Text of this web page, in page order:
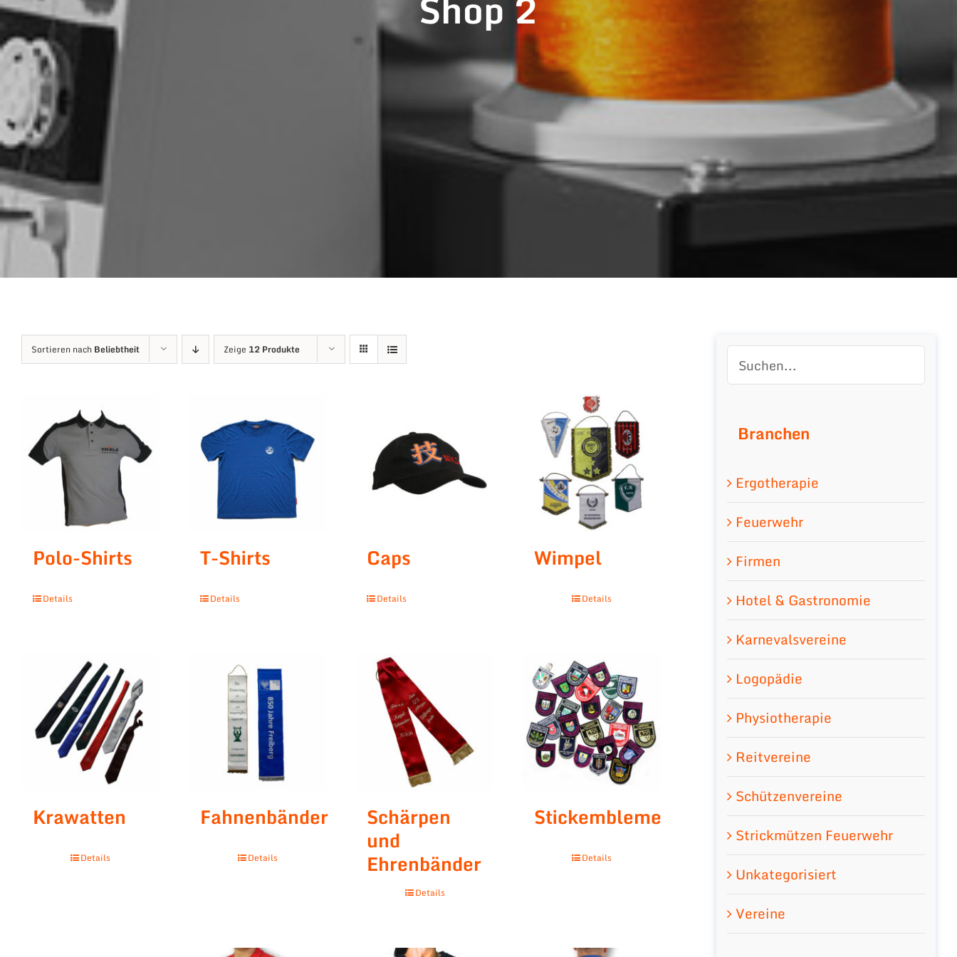
Sortieren nach Beliebtheit Zeige 12 Produkte
Polo-Shirts
Details
T-Shirts
Details
Caps
Details
Wimpel
Details
Krawatten
Details
Fahnenbänder
Details
Schärpen
und
Ehrenbänder
Details
Stickembleme
Details
Branchen
Ergotherapie
Feuerwehr
Firmen
Hotel & Gastronomie
Karnevalsvereine
Logopädie
Physiotherapie
Reitvereine
Schützenvereine
Strickmützen Feuerwehr
Unkategorisiert
Vereine